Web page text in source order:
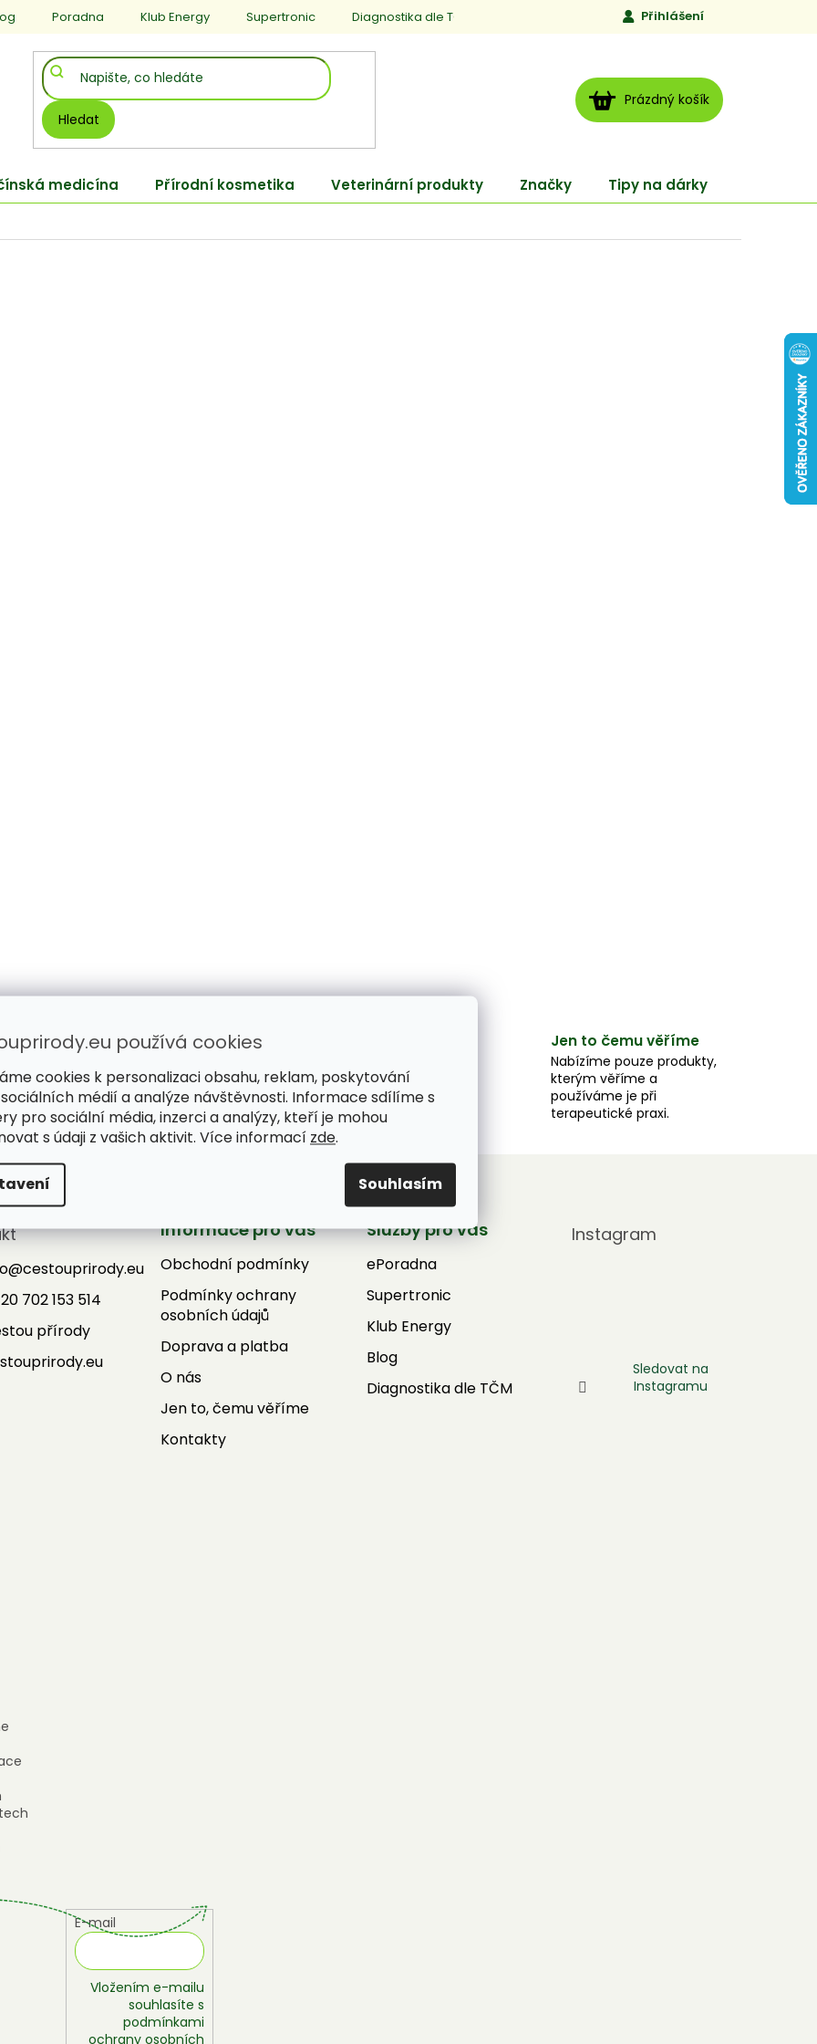
používá cookies
cookies k personalizaci obsahu, reklam, poskytování
médií a analýze návštěvnosti. Informace sdílíme s
pro sociální média, inzerci a analýzy, kteří je mohou
s údaji z vašich aktivit. Více informací zde.
Souhlasím
Poradna Klub Energy Supertronic Diagnostika dle TCM Jen to, čemu věříme
Přihlášení
Hledat
NÁKUPNÍ
KOŠÍK
Prázdný košík
medicína Přírodní kosmetika Veterinární produkty Značky Tipy na dárky
Diagnostika dle tradiční
čínské medicíny
Hledáme příčinu problémů,
nepotlačujeme jen příznaky.
osobně
Poradíme, ochutnáte,
vyberete si s jistotou.
Jen to čemu věříme
Nabízíme pouze produkty,
kterým věříme a
používáme je při
terapeutické praxi.
@cestouprirody.eu
702 153 514
přírody
Informace pro vás
Obchodní podmínky
Podmínky ochrany
osobních údajů
Doprava a platba
O nás
Jen to, čemu věříme
Kontakty
Služby pro vás
ePoradna
Supertronic
Klub Energy
Blog
Diagnostika dle TČM
Instagram
Sledovat na
Instagramu
E-mail
Vložením e-mailu
souhlasíte s
podmínkami
ochrany osobních